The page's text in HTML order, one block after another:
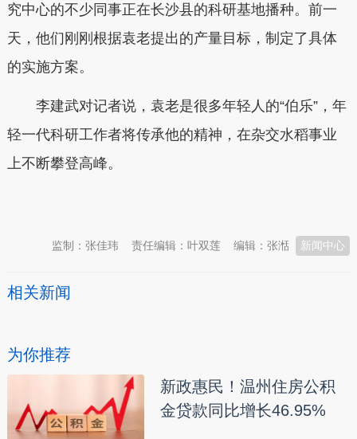
究中心的不少同事正在长沙县的科研基地播种。前一
天，他们刚刚根据袁老提出的产量目标，制定了具体
的实施方案。
李建武对记者说，袁老是很多年轻人的“伯乐”，年
轻一代科研工作者将传承他的精神，在杂交水稻事业
上不断攀登高峰。
新闻中心
编辑：张湉
责任编辑：叶双莲
监制：张佳玮
相关新闻
为你推荐
新政惠民！温州住房公积
金贷款同比增长46.95%